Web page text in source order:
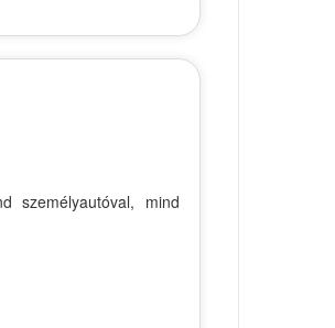
személyautóval, mind